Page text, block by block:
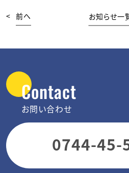
< 前へ お知らせ一
Contact
お問い合わせ
0744-45-